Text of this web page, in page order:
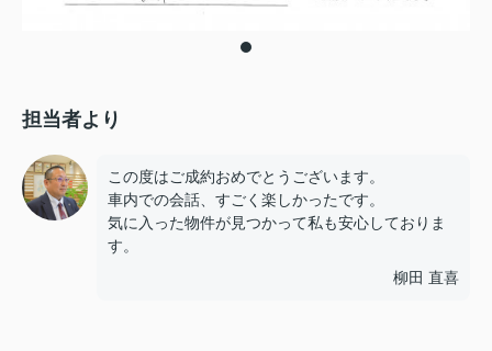
担当者より
この度はご成約おめでとうございます。
車内での会話、すごく楽しかったです。
気に入った物件が見つかって私も安心しておりま
す。
柳田 直喜